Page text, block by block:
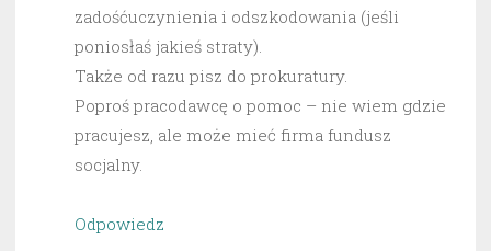
zadośćuczynienia i odszkodowania (jeśli
poniosłaś jakieś straty).
Także od razu pisz do prokuratury.
Poproś pracodawcę o pomoc – nie wiem gdzie
pracujesz, ale może mieć firma fundusz
socjalny.
Odpowiedz